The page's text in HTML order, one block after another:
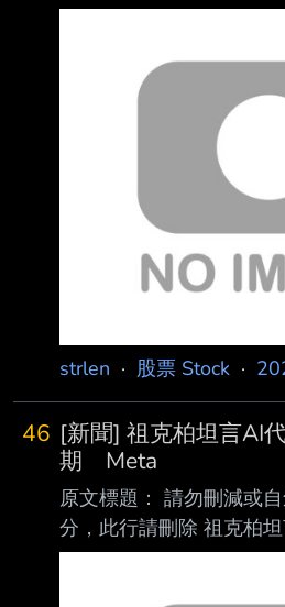
關 Gemini 3.5 Pro傳開
1-2-2 處分。 https://
發布時間： 請勿張貼超
12:19 記者署名： 文／
Anthropic、OpenAI近日
型」，再度炒熱AI大戰。
手動作頻頻，Goog
strlen · 股票 Stock ·
46 [新聞] 祖克柏坦言AI
期 Meta
原文標題： 請勿刪減或
分，此行請刪除 祖克柏
如預期 Meta估相關投